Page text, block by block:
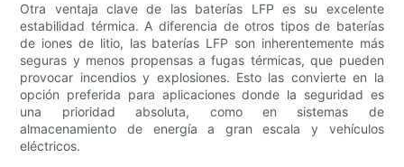
Otra ventaja clave de las baterías LFP es su excelente
estabilidad térmica. A diferencia de otros tipos de baterías
de iones de litio, las baterías LFP son inherentemente más
seguras y menos propensas a fugas térmicas, que pueden
provocar incendios y explosiones. Esto las convierte en la
opción preferida para aplicaciones donde la seguridad es
una prioridad absoluta, como en sistemas de
almacenamiento de energía a gran escala y vehículos
eléctricos.